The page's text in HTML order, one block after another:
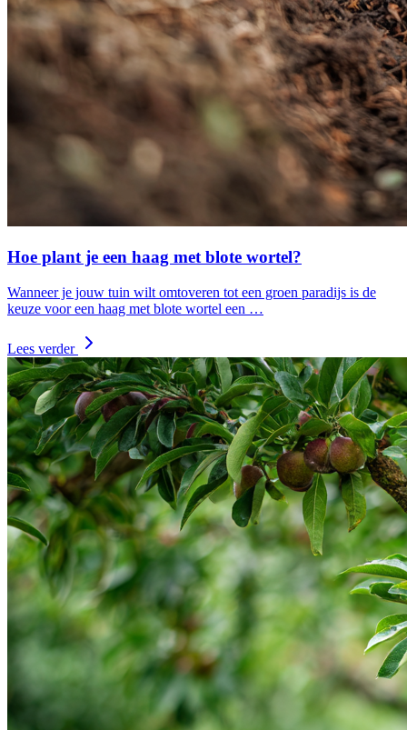
Hoe plant je een haag met blote wortel?
Wanneer je jouw tuin wilt omtoveren tot een groen paradijs is de
keuze voor een haag met blote wortel een …
Lees verder